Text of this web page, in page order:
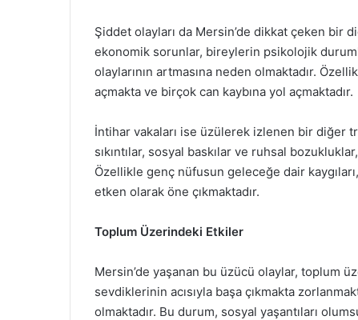
Şiddet olayları da Mersin’de dikkat çeken bir
ekonomik sorunlar, bireylerin psikolojik
olaylarının artmasına neden olmaktadır.
açmakta ve birçok can kaybına yol açmaktadır.
İntihar vakaları ise üzülerek izlenen bir diğer
sıkıntılar, sosyal baskılar ve ruhsal
Özellikle genç nüfusun geleceğe dair
etken olarak öne çıkmaktadır.
Toplum Üzerindeki Etkiler
Mersin’de yaşanan bu üzücü olaylar, toplum
sevdiklerinin acısıyla başa çıkmakta
olmaktadır. Bu durum, sosyal yaşantıları